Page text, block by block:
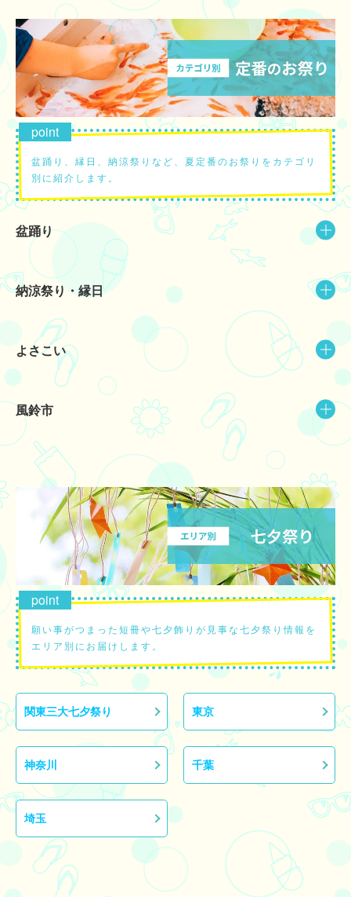
しさに魅了される海の世界のお祭りが楽しめます。 ◆アトリウムエリア
「海彩回廊(うみいろかいろう)」 穏やかな渚へと続く回廊です。進むにつれ
て、生きものたちがくらす海の環境が浅瀬へと移り変わります。両壁には深
さによって表情を変える海中の景色が映し出され、サンゴ礁から湧き上がる
ように幻想的な花火が静かに咲き広がります。海底をイメージした水槽には
「セミエビ」、波打ち際をイメージした水槽には「ミナミトビハゼ」が展示
されるなど、光差し込む水面へと近づいていくような気分で多彩な生きもの
たちを見学し、癒しの海中散歩を楽しめます。 ◆コーラルカフェバー 「宴
花火(うたげはなび)」 発光サンゴの水槽が連なる華やかなカフェバー空間で
す。水槽の上部やバーカウンターには多彩なデジタル花火が打ちあがり、夏
ならではの空間が演出されています。こちらでは「花火アクアリウム」限定
メニューが4種用意されています。ごろごろとパインが入ったドリンクや花
火のようにカラフルな寒天が舞うレモンスカッシュ、爽やかなブルーベリー
を使ったデザートなど、味覚でも涼しさが感じられるラインナップです。購
入した商品は館内での持ち歩きが可能なため、好きな花火のシーンで味わえ
ます。 ◆ジェリーフィッシュランブル 幅約9m×奥行約35mにもおよぶ、ク
ラゲ展示の大空間です。7つの円柱水槽とフロア中央のシンボリックな水槽
が並び、無色透明な体が涼やかな「ギヤマンクラゲ」をはじめ、優雅に漂う
クラゲたちを見学できます。その魅力を引き立てる音と光の演出は、約5分
間の夏のプログラムを開催。活気に満ちたお祭りの様子、花火が打ちあがる
趣深い夜、風鈴の音色につつまれる3つのシーンが表現されます。光の中で
癒しの時間を過ごせます。 【見どころ②】イルカたちと夏を満喫！心躍る
昼と幻想の夜を彩るドルフィンパフォーマンス。 ◆ドルフィンパフォーマ
ンス デイVer.「Summer FUN Research(サマーファンリサーチ)」 ドルフ
ィンパフォーマンスに参加して、イルカとトレーナーたちと夏の思い出を作
れるプログラムです。LEDビジョンにはイルカたちが映し出され、トレーナ
ーから新しい発見が見つかる生態が紹介されます。イルカについて詳しくな
った後は、波打ち際で遊ぶようなイルカとトレーナーによる息のあった水中
パフォーマンスが披露されます。最後は、夏らしい爽やかな音楽につつまれ
た会場で、イルカたちのダイナミックなジャンプや豪快な水しぶきが届けら
れます。手拍子やダンスなど、ゲスト参加型の夏らしい“FUN”なプログラム
を楽しめます。 ◆ドルフィンパフォーマンス ナイトVer.「瑠璃花火(るりは
なび)-Digital Fireworks(デジタルファイアーワークス)-」 暗転した会場で
MCを入れず、水（噴水、ウォーターカーテン）、光（ムービングライト、
水中照明）、映像（プロジェクションマッピング、LEDビジョン）、音
（12.1chサラウンド）などの最先端技術を用いた演出のみで展開するナイ
トプログラムです。客席を360度つつみ込むようにデジタル花火が打ちあが
る中、和楽器調の音楽にのせてイルカたちがダイナミックなジャンプを披露
します。中盤では優雅な水中ダンス、フィナーレでは圧巻の全頭ジャンプで
魅了されます。瑠璃色の“海”が生み出す幻想的なシーンの数々で非日常に浸
る、没入型のナイトパフォーマンスです。 映像演出と海の生きものたちが
織りなす幻想的な夏のお祭りを体験しに、足を運んでみてはいかがでしょう
盆踊り、縁日、納涼祭りなど、夏定番のお祭りをカテゴリ
別に紹介します。
盆踊り
納涼祭り・縁日
よさこい
風鈴市
願い事がつまった短冊や七夕飾りが見事な七夕祭り情報を
エリア別にお届けします。
関東三大七夕祭り 東京
神奈川 千葉
埼玉